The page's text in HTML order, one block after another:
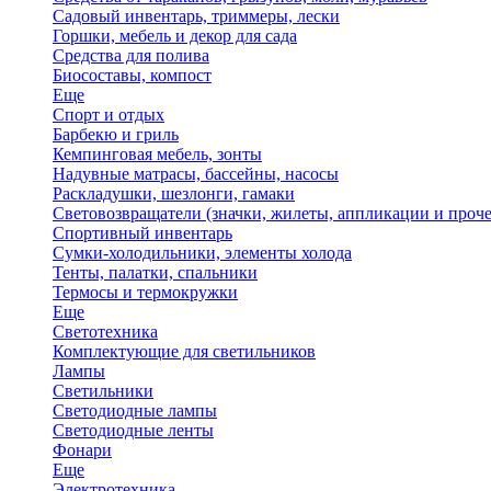
Садовый инвентарь, триммеры, лески
Горшки, мебель и декор для сада
Средства для полива
Биосоставы, компост
Еще
Спорт и отдых
Барбекю и гриль
Кемпинговая мебель, зонты
Надувные матрасы, бассейны, насосы
Раскладушки, шезлонги, гамаки
Световозвращатели (значки, жилеты, аппликации и
Спортивный инвентарь
Сумки-холодильники, элементы холода
Тенты, палатки, спальники
Термосы и термокружки
Еще
Светотехника
Комплектующие для светильников
Лампы
Светильники
Светодиодные лампы
Светодиодные ленты
Фонари
Еще